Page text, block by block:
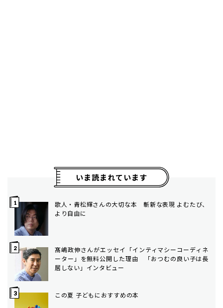
いま読まれています
歌人・青松輝さんの大切な本 斬新な表現 よむたび、
より自由に
髙嶋政伸さんがエッセイ「インティマシーコーディネ
ーター」を無料公開した理由 「おつむの良い子は長
居しない」インタビュー
この夏 子どもにおすすめの本